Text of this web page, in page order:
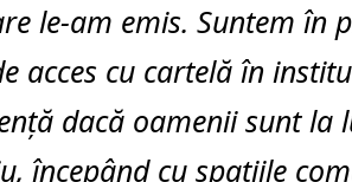
le-am emis. Suntem în
acces cu cartelă în
dacă oamenii sunt la
începând cu spațiile